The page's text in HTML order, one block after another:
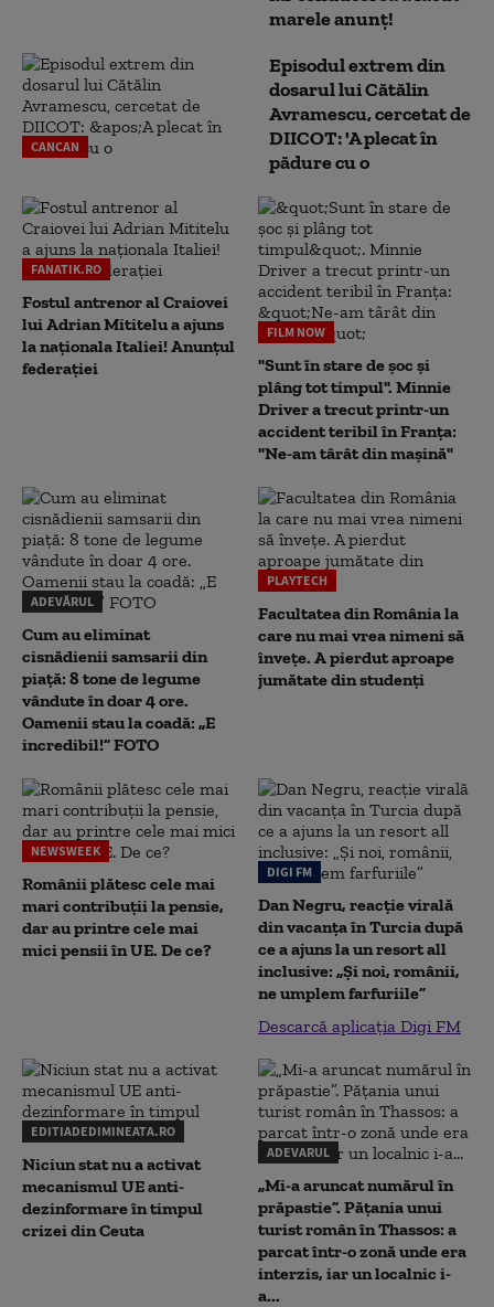
marele anunț!
CANCAN
Episodul extrem din
dosarul lui Cătălin
Avramescu, cercetat de
DIICOT: 'A plecat în
pădure cu o
FANATIK.RO
Fostul antrenor al Craiovei
lui Adrian Mititelu a ajuns
la naționala Italiei! Anunțul
federației
FILM NOW
"Sunt în stare de șoc și
plâng tot timpul". Minnie
Driver a trecut printr-un
accident teribil în Franța:
"Ne-am târât din mașină"
ADEVĂRUL
Cum au eliminat
cisnădienii samsarii din
piață: 8 tone de legume
vândute în doar 4 ore.
Oamenii stau la coadă: „E
incredibil!” FOTO
PLAYTECH
Facultatea din România la
care nu mai vrea nimeni să
înveţe. A pierdut aproape
jumătate din studenţi
NEWSWEEK
Românii plătesc cele mai
mari contribuții la pensie,
dar au printre cele mai
mici pensii în UE. De ce?
DIGI FM
Dan Negru, reacție virală
din vacanța în Turcia după
ce a ajuns la un resort all
inclusive: „Și noi, românii,
ne umplem farfuriile”
Descarcă aplicația Digi FM
EDITIADEDIMINEATA.RO
Niciun stat nu a activat
mecanismul UE anti-
dezinformare în timpul
crizei din Ceuta
ADEVARUL
„Mi-a aruncat numărul în
prăpastie”. Pățania unui
turist român în Thassos: a
parcat într-o zonă unde era
interzis, iar un localnic i-
a...